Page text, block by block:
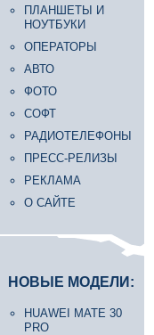
ПЛАНШЕТЫ И
НОУТБУКИ
ОПЕРАТОРЫ
АВТО
ФОТО
СОФТ
РАДИОТЕЛЕФОНЫ
ПРЕСС-РЕЛИЗЫ
РЕКЛАМА
О САЙТЕ
НОВЫЕ МОДЕЛИ:
HUAWEI MATE 30
PRO